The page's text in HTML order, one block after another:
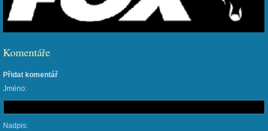
Komentáře
Přidat komentář
Jméno:
Nadpis: